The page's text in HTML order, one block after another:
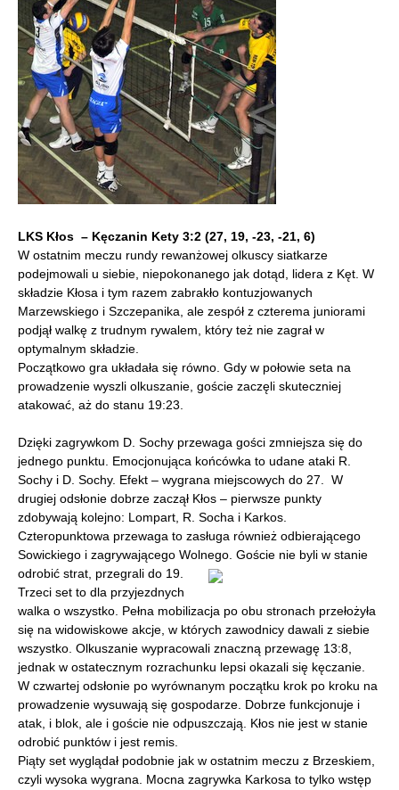
LKS Kłos – Kęczanin Kety 3:2 (27, 19, -23, -21, 6)
W ostatnim meczu rundy rewanżowej olkuscy siatkarze
podejmowali u siebie, niepokonanego jak dotąd, lidera z Kęt. W
składzie Kłosa i tym razem zabrakło kontuzjowanych
Marzewskiego i Szczepanika, ale zespół z czterema juniorami
podjął walkę z trudnym rywalem, który też nie zagrał w
optymalnym składzie.
Początkowo gra układała się równo. Gdy w połowie seta na
prowadzenie wyszli olkuszanie, goście zaczęli skuteczniej
atakować, aż do stanu 19:23.
Dzięki zagrywkom D. Sochy przewaga gości zmniejsza się do
jednego punktu. Emocjonująca końcówka to udane ataki R.
Sochy i D. Sochy. Efekt – wygrana miejscowych do 27. W
drugiej odsłonie dobrze zaczął Kłos – pierwsze punkty
zdobywają kolejno: Lompart, R. Socha i Karkos.
Czteropunktowa przewaga to zasługa również odbierającego
Sowickiego i zagrywającego Wolnego. Goście nie byli w stanie
odrobić strat, przegrali do 19.
Trzeci set to dla przyjezdnych
walka o wszystko. Pełna mobilizacja po obu stronach przełożyła
się na widowiskowe akcje, w których zawodnicy dawali z siebie
wszystko. Olkuszanie wypracowali znaczną przewagę 13:8,
jednak w ostatecznym rozrachunku lepsi okazali się kęczanie.
W czwartej odsłonie po wyrównanym początku krok po kroku na
prowadzenie wysuwają się gospodarze. Dobrze funkcjonuje i
atak, i blok, ale i goście nie odpuszczają. Kłos nie jest w stanie
odrobić punktów i jest remis.
Piąty set wyglądał podobnie jak w ostatnim meczu z Brzeskiem,
czyli wysoka wygrana. Mocna zagrywka Karkosa to tylko wstęp